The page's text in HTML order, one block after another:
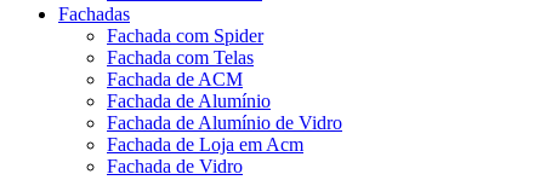
Fachadas
Fachada com Spider
Fachada com Telas
Fachada de ACM
Fachada de Alumínio
Fachada de Alumínio de Vidro
Fachada de Loja em Acm
Fachada de Vidro